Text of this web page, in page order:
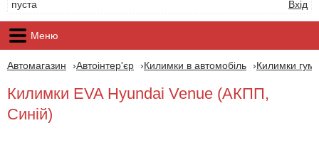
пуста
Вхід
Меню
Автомагазин Автоінтер'єр Килимки в автомобіль Килимки
Килимки EVA Hyundai Venue (АКПП,
Синій)